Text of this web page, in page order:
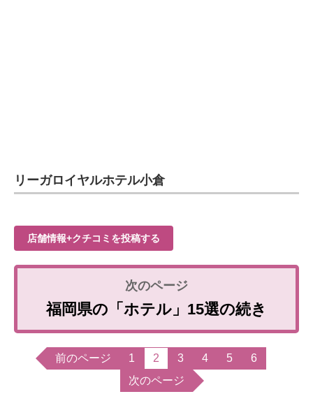
リーガロイヤルホテル小倉
店舗情報+クチコミを投稿する
福岡県の「ホテル」15選の続き
前のページ 1 2 3 4 5
6
次のページ